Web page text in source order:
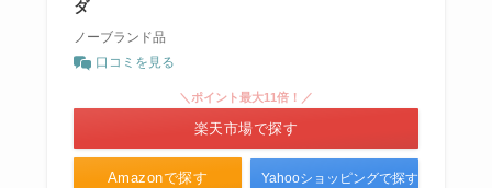
ダ
ノーブランド品
口コミを見る
Amazonで探す
＼ポイント最大11倍！／
楽天市場で探す
Yahooショッピングで探す